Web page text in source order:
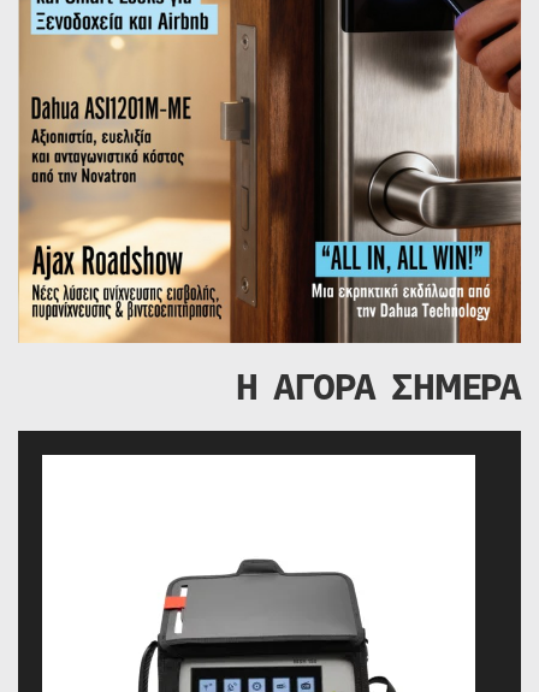
Η ΑΓΟΡΑ ΣΗΜΕΡΑ